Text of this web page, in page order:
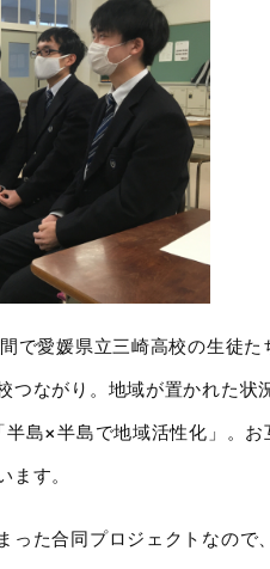
で愛媛県立三崎高校の生徒
つながり。地域が置かれた
島×半島で地域活性化」。
ます。
った合同プロジェクトなの